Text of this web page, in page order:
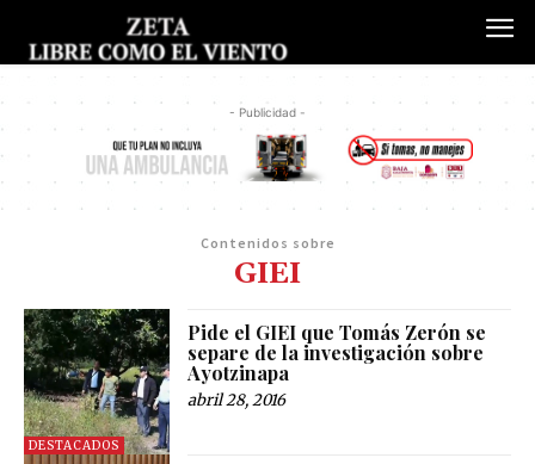
- Publicidad -
Contenidos sobre
GIEI
DESTACADOS
Pide el GIEI que Tomás Zerón se
separe de la investigación sobre
Ayotzinapa
abril 28, 2016